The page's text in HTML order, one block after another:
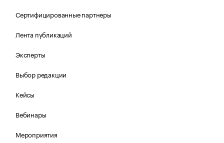
Сертифицированные партнеры
Лента публикаций
Эксперты
Выбор редакции
Кейсы
Вебинары
Мероприятия